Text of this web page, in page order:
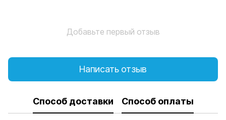
Добавьте первый отзыв
Написать отзыв
Способ доставки Способ оплаты